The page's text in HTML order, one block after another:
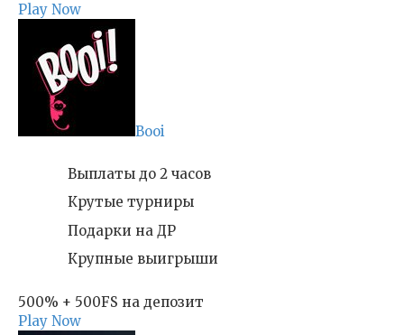
Play Now
Booi
Выплаты до 2 часов
Крутые турниры
Подарки на ДР
Крупные выигрыши
500% + 500FS на депозит
Play Now